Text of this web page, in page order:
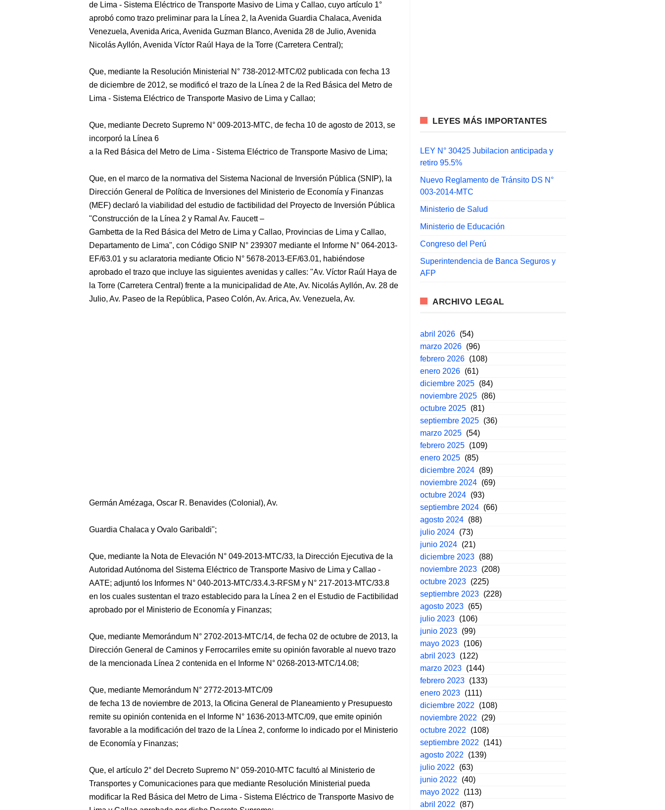
de Lima - Sistema Eléctrico de Transporte Masivo de Lima y Callao, cuyo artículo 1°
aprobó como trazo preliminar para la Línea 2, la Avenida Guardia Chalaca, Avenida
Venezuela, Avenida Arica, Avenida Guzman Blanco, Avenida 28 de Julio, Avenida
Nicolás Ayllón, Avenida Víctor Raúl Haya de la Torre (Carretera Central);
Que, mediante la Resolución Ministerial N° 738-2012-MTC/02 publicada con fecha 13
de diciembre de 2012, se modificó el trazo de la Línea 2 de la Red Básica del Metro de
Lima - Sistema Eléctrico de Transporte Masivo de Lima y Callao;
Que, mediante Decreto Supremo N° 009-2013-MTC, de fecha 10 de agosto de 2013, se
incorporó la Línea 6
a la Red Básica del Metro de Lima - Sistema Eléctrico de Transporte Masivo de Lima;
Que, en el marco de la normativa del Sistema Nacional de Inversión Pública (SNIP), la
Dirección General de Política de Inversiones del Ministerio de Economía y Finanzas
(MEF) declaró la viabilidad del estudio de factibilidad del Proyecto de Inversión Pública
"Construcción de la Línea 2 y Ramal Av. Faucett –
Gambetta de la Red Básica del Metro de Lima y Callao, Provincias de Lima y Callao,
Departamento de Lima", con Código SNIP N° 239307 mediante el Informe N° 064-2013-
EF/63.01 y su aclaratoria mediante Oficio N° 5678-2013-EF/63.01, habiéndose
aprobado el trazo que incluye las siguientes avenidas y calles: "Av. Víctor Raúl Haya de
la Torre (Carretera Central) frente a la municipalidad de Ate, Av. Nicolás Ayllón, Av. 28 de
Julio, Av. Paseo de la República, Paseo Colón, Av. Arica, Av. Venezuela, Av.
Germán Amézaga, Oscar R. Benavides (Colonial), Av.
Guardia Chalaca y Ovalo Garibaldi";
Que, mediante la Nota de Elevación N° 049-2013-MTC/33, la Dirección Ejecutiva de la
Autoridad Autónoma del Sistema Eléctrico de Transporte Masivo de Lima y Callao -
AATE; adjuntó los Informes N° 040-2013-MTC/33.4.3-RFSM y N° 217-2013-MTC/33.8
en los cuales sustentan el trazo establecido para la Línea 2 en el Estudio de Factibilidad
aprobado por el Ministerio de Economía y Finanzas;
Que, mediante Memorándum N° 2702-2013-MTC/14, de fecha 02 de octubre de 2013, la
Dirección General de Caminos y Ferrocarriles emite su opinión favorable al nuevo trazo
de la mencionada Línea 2 contenida en el Informe N° 0268-2013-MTC/14.08;
Que, mediante Memorándum N° 2772-2013-MTC/09
de fecha 13 de noviembre de 2013, la Oficina General de Planeamiento y Presupuesto
remite su opinión contenida en el Informe N° 1636-2013-MTC/09, que emite opinión
favorable a la modificación del trazo de la Línea 2, conforme lo indicado por el Ministerio
de Economía y Finanzas;
Que, el artículo 2° del Decreto Supremo N° 059-2010-MTC facultó al Ministerio de
Transportes y Comunicaciones para que mediante Resolución Ministerial pueda
modificar la Red Básica del Metro de Lima - Sistema Eléctrico de Transporte Masivo de
LEYES MÁS IMPORTANTES
LEY N° 30425 Jubilacion anticipada y
retiro 95.5%
Nuevo Reglamento de Tránsito DS N°
003-2014-MTC
Ministerio de Salud
Ministerio de Educación
Congreso del Perú
Superintendencia de Banca Seguros y
AFP
ARCHIVO LEGAL
abril 2026 (54)
marzo 2026 (96)
febrero 2026 (108)
enero 2026 (61)
diciembre 2025 (84)
noviembre 2025 (86)
octubre 2025 (81)
septiembre 2025 (36)
marzo 2025 (54)
febrero 2025 (109)
enero 2025 (85)
diciembre 2024 (89)
noviembre 2024 (69)
octubre 2024 (93)
septiembre 2024 (66)
agosto 2024 (88)
julio 2024 (73)
junio 2024 (21)
diciembre 2023 (88)
noviembre 2023 (208)
octubre 2023 (225)
septiembre 2023 (228)
agosto 2023 (65)
julio 2023 (106)
junio 2023 (99)
mayo 2023 (106)
abril 2023 (122)
marzo 2023 (144)
febrero 2023 (133)
enero 2023 (111)
diciembre 2022
(108)
noviembre 2022
(29)
octubre 2022
(108)
septiembre 2022
(141)
agosto 2022
(139)
julio 2022
(63)
junio 2022
(40)
mayo 2022
(113)
abril 2022
(87)